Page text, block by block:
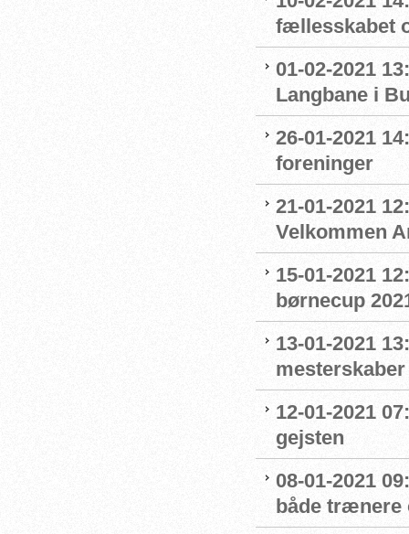
fællesskabet
01-02-2021
Langbane i
26-01-2021
foreninger
21-01-2021
Velkommen
15-01-2021
børnecup
13-01-2021
mesterskaber
12-01-2021
gejsten
08-01-2021
både